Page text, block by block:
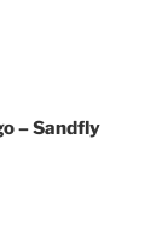
– Sandfly